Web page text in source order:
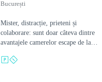
București
Mister, distracție, prieteni și
colaborare: sunt doar câteva dintre
avantajele camerelor escape de la
familii cu copii care vor să petreacă…